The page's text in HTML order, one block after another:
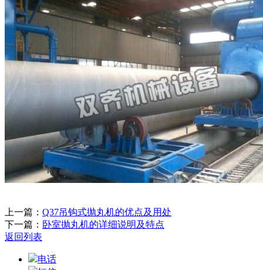
上一篇： Q37吊钩式抛丸机的优点及用处
下一篇： 卧室抛丸机的详细说明及特点
返回列表
电话